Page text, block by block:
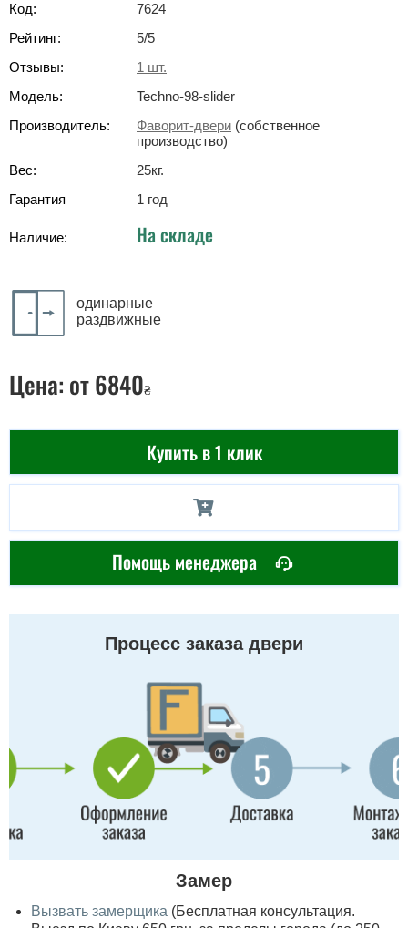
Код:
7624
Рейтинг:
5/5
Отзывы:
1 шт.
Модель:
Techno-98-slider
Производитель:
Фаворит-двери (собственное
производство)
Вес:
25кг.
Гарантия
1 год
Наличие: На складе
одинарные
раздвижные
Цена: от 6840₴
Купить в 1 клик
Помощь менеджера
Процесс заказа двери
Замер
Вызвать замерщика (Бесплатная консультация.